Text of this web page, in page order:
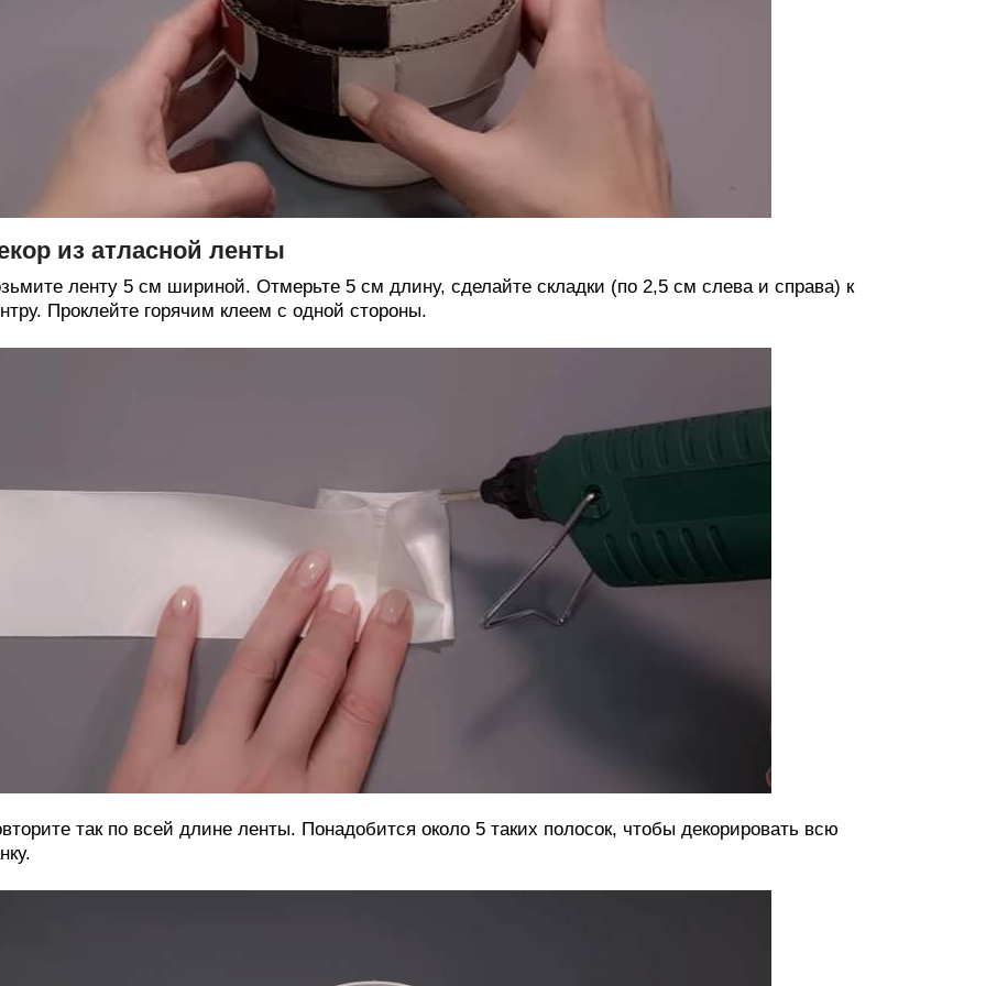
из атласной ленты
ленту 5 см шириной. Отмерьте 5 см длину, сделайте складки (по 2,5 см слева и справа) к
Проклейте горячим клеем с одной стороны.
так по всей длине ленты. Понадобится около 5 таких полосок, чтобы декорировать всю